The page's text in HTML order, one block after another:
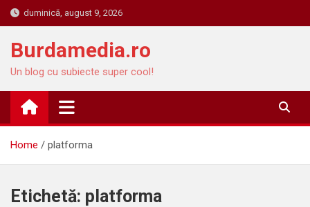
Skip
to
content
duminică, august 9, 2026
Burdamedia.ro
Un blog cu subiecte super cool!
Home platforma
Etichetă: platforma